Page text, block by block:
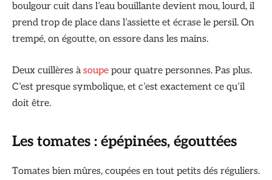
boulgour cuit dans l’eau bouillante devient mou, lourd, il
prend trop de place dans l’assiette et écrase le persil. On
trempé, on égoutte, on essore dans les mains.
Deux cuillères à soupe pour quatre personnes. Pas plus.
C’est presque symbolique, et c’est exactement ce qu’il
doit être.
Les tomates : épépinées, égouttées
Tomates bien mûres, coupées en tout petits dés réguliers.